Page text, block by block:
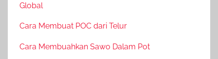
Global
Cara Membuat POC dari Telur
Cara Membuahkan Sawo Dalam Pot